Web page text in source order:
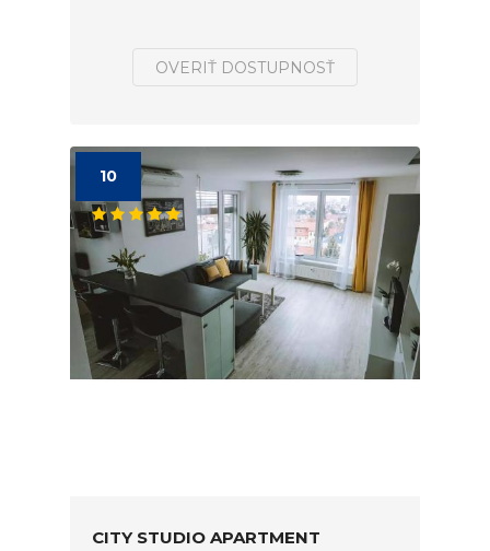
OVERIŤ DOSTUPNOSŤ
10
CITY STUDIO APARTMENT